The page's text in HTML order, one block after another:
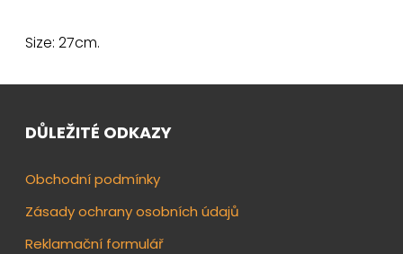
Size: 27cm.
DŮLEŽITÉ ODKAZY
Obchodní podmínky
Zásady ochrany osobních údajů
Reklamační formulář